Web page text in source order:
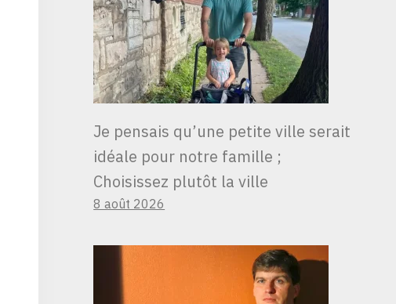
Je pensais qu’une petite ville serait
idéale pour notre famille ;
Choisissez plutôt la ville
8 août 2026